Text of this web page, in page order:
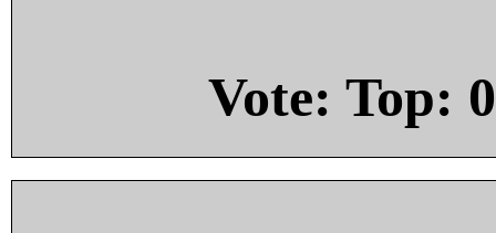
Vote: Top: 0